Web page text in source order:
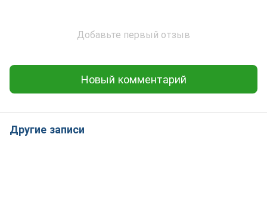
Добавьте первый отзыв
Новый комментарий
Другие записи